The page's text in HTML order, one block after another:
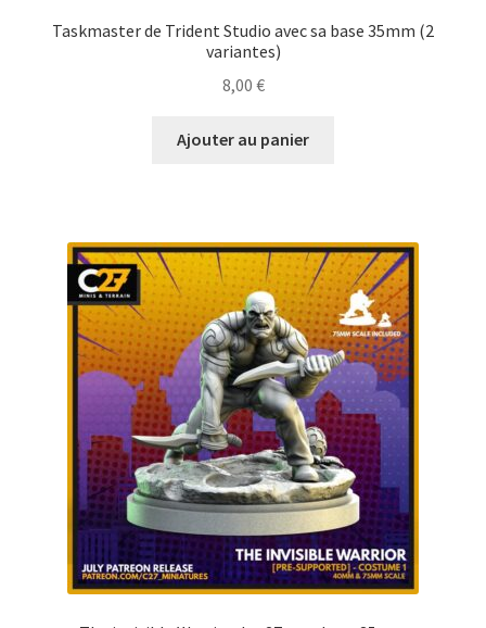
Taskmaster de Trident Studio avec sa base 35mm (2
variantes)
8,00 €
Ajouter au panier